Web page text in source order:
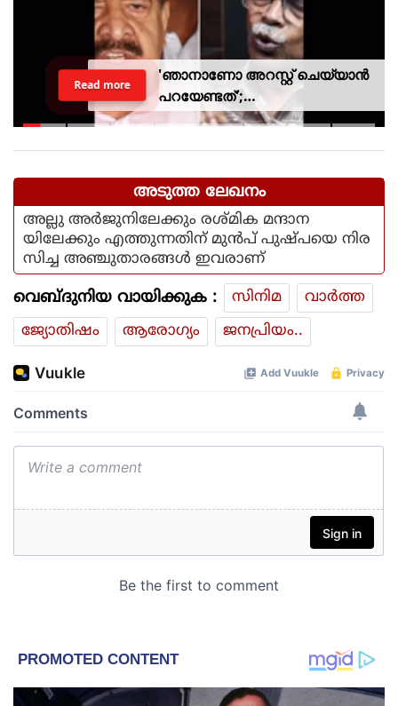
'ഞാനാണോ അറസ്റ്റ് ചെയ്യാൻ
പറയേണ്ടത്';
ടി.ജി.മോഹൻദാസിനെതിരായ
Read more
അടുത്ത ലേഖനം
അല്ലു അര്‍ജുനിലേക്കും രശ്മിക മന്ദാന
യിലേക്കും എത്തുന്നതിന് മുന്‍പ് പുഷ്പയെ നിര
സിച്ച അഞ്ചുതാരങ്ങള്‍ ഇവരാണ്
വെബ്ദുനിയ വായിക്കുക : സിനിമ
വാര്‍ത്ത
ജ്യോതിഷം
ആരോഗ്യം ജനപ്രിയം..